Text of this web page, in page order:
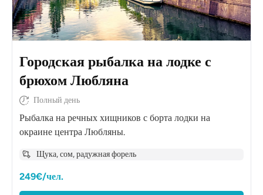
Городская рыбалка на лодке с
брюхом Любляна
Полный день
Рыбалка на речных хищников с борта лодки на
окраине центра Любляны.
Щука, сом, радужная форель
249€/чел.